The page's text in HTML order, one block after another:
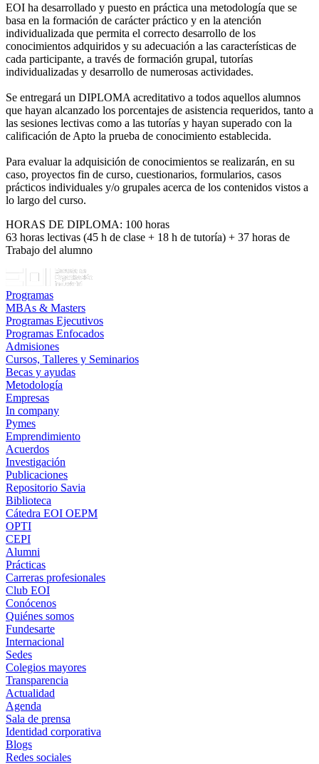
EOI ha desarrollado y puesto en práctica una metodología que se
basa en la formación de carácter práctico y en la atención
individualizada que permita el correcto desarrollo de los
conocimientos adquiridos y su adecuación a las características de
cada participante, a través de formación grupal, tutorías
individualizadas y desarrollo de numerosas actividades.
Se entregará un DIPLOMA acreditativo a todos aquellos alumnos
que hayan alcanzado los porcentajes de asistencia requeridos, tanto a
las sesiones lectivas como a las tutorías y hayan superado con la
calificación de Apto la prueba de conocimiento establecida.
Para evaluar la adquisición de conocimientos se realizarán, en su
caso, proyectos fin de curso, cuestionarios, formularios, casos
prácticos individuales y/o grupales acerca de los contenidos vistos a
lo largo del curso.
HORAS DE DIPLOMA: 100 horas
63 horas lectivas (45 h de clase + 18 h de tutoría) + 37 horas de
Trabajo del alumno
Programas
MBAs & Masters
Programas Ejecutivos
Programas Enfocados
Admisiones
Cursos, Talleres y Seminarios
Becas y ayudas
Metodología
Empresas
In company
Pymes
Emprendimiento
Acuerdos
Investigación
Publicaciones
Repositorio Savia
Biblioteca
Cátedra EOI OEPM
OPTI
CEPI
Alumni
Prácticas
Carreras profesionales
Club EOI
Conócenos
Quiénes somos
Fundesarte
Internacional
Sedes
Colegios mayores
Transparencia
Actualidad
Agenda
Sala de prensa
Identidad corporativa
Blogs
Redes sociales